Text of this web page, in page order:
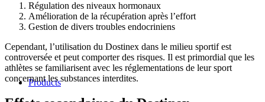
Products
Régulation des niveaux hormonaux
Amélioration de la récupération après l’effort
Gestion de divers troubles endocriniens
Cependant, l’utilisation du Dostinex dans le milieu sportif est
controversée et peut comporter des risques. Il est primordial que les
athlètes se familiarisent avec les réglementations de leur sport
concernant les substances interdites.